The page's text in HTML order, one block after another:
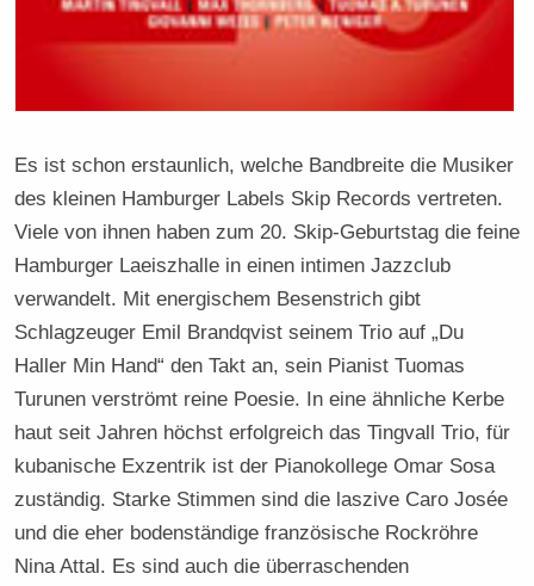
Es ist schon erstaunlich, welche Bandbreite die Musiker
des kleinen Hamburger Labels Skip Records vertreten.
Viele von ihnen haben zum 20. Skip-Geburtstag die feine
Hamburger Laeiszhalle in einen intimen Jazzclub
verwandelt. Mit energischem Besenstrich gibt
Schlagzeuger Emil Brandqvist seinem Trio auf „Du
Haller Min Hand“ den Takt an, sein Pianist Tuomas
Turunen verströmt reine Poesie. In eine ähnliche Kerbe
haut seit Jahren höchst erfolgreich das Tingvall Trio, für
kubanische Exzentrik ist der Pianokollege Omar Sosa
zuständig. Starke Stimmen sind die laszive Caro Josée
und die eher bodenständige französische Rockröhre
Nina Attal. Es sind auch die überraschenden